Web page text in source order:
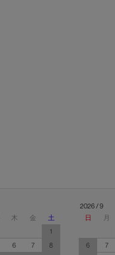
木 金
土
1
6 7
8
2026 / 9
日
月
6
7